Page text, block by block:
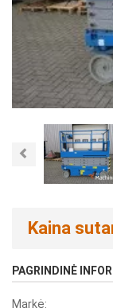
Previous
Kaina
PAGRINDINĖ
Markė: